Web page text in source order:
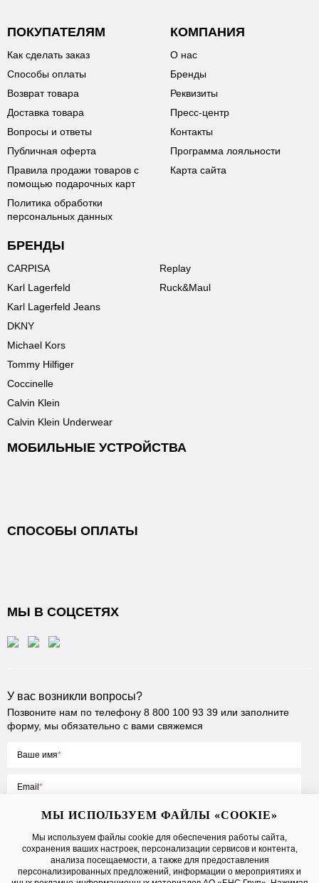
ПОКУПАТЕЛЯМ
Как сделать заказ
Способы оплаты
Возврат товара
Доставка товара
Вопросы и ответы
Публичная оферта
Правила продажи товаров с
помощью подарочных карт
Политика обработки
персональных данных
КОМПАНИЯ
О нас
Бренды
Реквизиты
Пресс-центр
Контакты
Программа лояльности
Карта сайта
БРЕНДЫ
CARPISA
Karl Lagerfeld
Karl Lagerfeld Jeans
DKNY
Michael Kors
Tommy Hilfiger
Coccinelle
Calvin Klein
Calvin Klein Underwear
Replay
Ruck&Maul
МОБИЛЬНЫЕ УСТРОЙСТВА
СПОСОБЫ ОПЛАТЫ
МЫ В СОЦСЕТЯХ
У вас возникли вопросы?
Позвоните нам по телефону 8 800 100 93 39 или заполните
форму, мы обязательно с вами свяжемся
Ваше имя
Email
Нажимая на кнопку «Отправить», вы принимаете условияПубличной
оферты, даетесогласие на обработку персональных данных
МЫ ИСПОЛЬЗУЕМ ФАЙЛЫ «COOKIE»
Мы используем файлы cookie для обеспечения работы сайта,
сохранения ваших настроек, персонализации сервисов и контента,
анализа посещаемости, а также для предоставления
персонализированных предложений, информации о мероприятиях и